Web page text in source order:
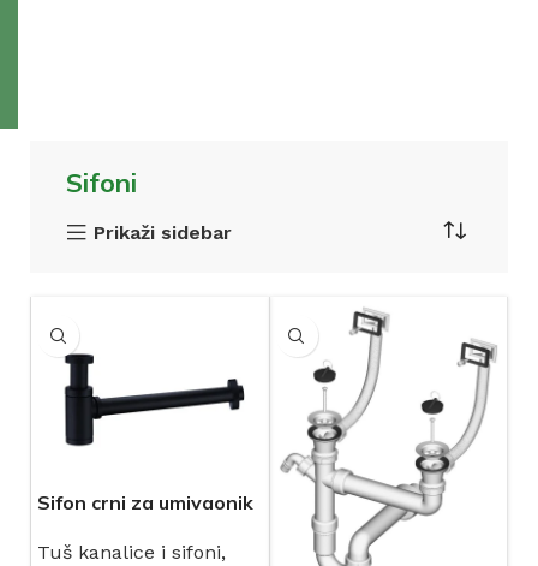
Sifoni
Prikaži sidebar
Sifon crni za umivaonik
Tuš kanalice i sifoni,